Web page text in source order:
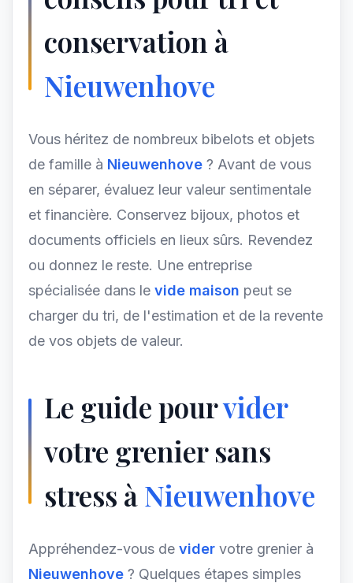
conservation à
Nieuwenhove
Vous héritez de nombreux bibelots et objets
de famille à Nieuwenhove ? Avant de vous
en séparer, évaluez leur valeur sentimentale
et financière. Conservez bijoux, photos et
documents officiels en lieux sûrs. Revendez
ou donnez le reste. Une entreprise
spécialisée dans le vide maison peut se
charger du tri, de l'estimation et de la revente
de vos objets de valeur.
Le guide pourvider
votre grenier sans
stress àNieuwenhove
Appréhendez-vous de vider votre grenier à
Nieuwenhove ? Quelques étapes simples